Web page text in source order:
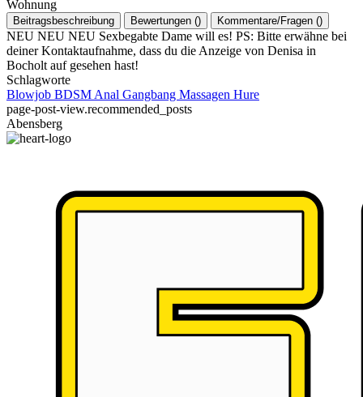
Wohnung
Beitragsbeschreibung Bewertungen () Kommentare/Fragen ()
NEU NEU NEU Sexbegabte Dame will es! PS: Bitte erwähne bei
deiner Kontaktaufnahme, dass du die Anzeige von Denisa in
Bocholt auf gesehen hast!
Schlagworte
Blowjob BDSM Anal Gangbang Massagen Hure
page-post-view.recommended_posts
Abensberg